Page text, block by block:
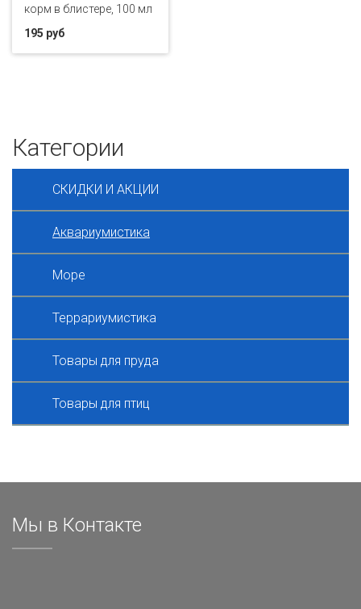
корм в блистере, 100 мл
195 руб
Категории
СКИДКИ И АКЦИИ
Аквариумистика
Море
Террариумистика
Товары для пруда
Товары для птиц
Мы в Контакте